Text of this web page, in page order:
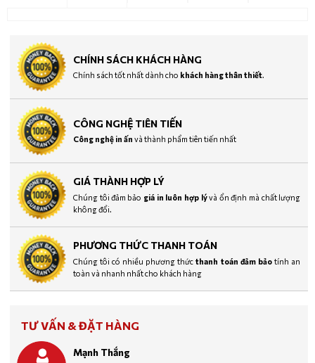
CHÍNH SÁCH KHÁCH HÀNG
Chính sách tốt nhất dành cho khách hàng thân thiết.
CÔNG NGHỆ TIÊN TIẾN
Công nghệ in ấn và thành phẩm tiên tiến nhất
GIÁ THÀNH HỢP LÝ
Chúng tôi đảm bảo giá in luôn hợp lývà ổn định mà chất lượng
không đổi.
PHƯƠNG THỨC THANH TOÁN
Chúng tôi có nhiều phương thứcthanh toán đảm bảo tính an
toàn và nhanh nhất cho khách hàng
TƯ VẤN & ĐẶT HÀNG
Mạnh Thắng